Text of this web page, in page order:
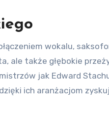
wokalu,
ale także głębokie
jak Edward
ich aranżacjom